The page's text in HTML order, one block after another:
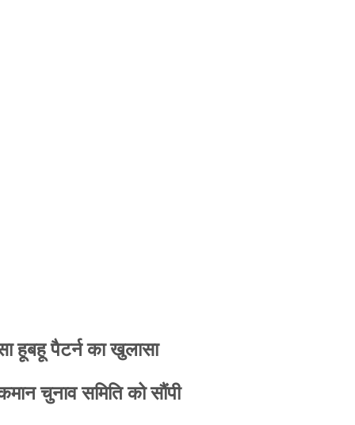
हूबहू पैटर्न का खुलासा
चुनाव समिति को सौंपी